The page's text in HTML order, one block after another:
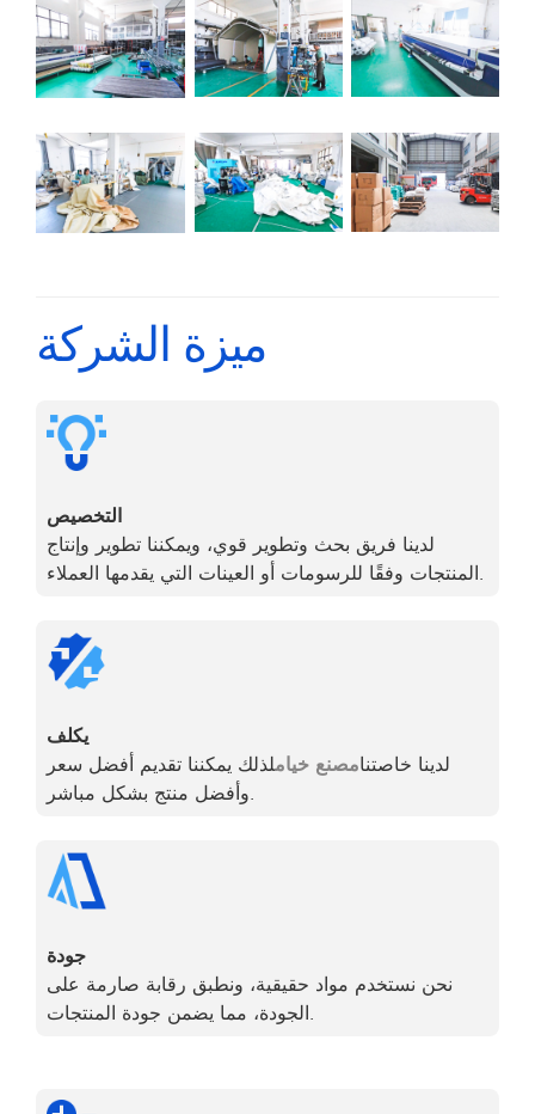
ميزة الشركة
التخصيص
لدينا فريق بحث وتطوير قوي، ويمكننا تطوير وإنتاج
المنتجات وفقًا للرسومات أو العينات التي يقدمها العملاء.
يكلف
لدينا خاصتنامصنع خياملذلك يمكننا تقديم أفضل سعر
وأفضل منتج بشكل مباشر.
جودة
نحن نستخدم مواد حقيقية، ونطبق رقابة صارمة على
الجودة، مما يضمن جودة المنتجات.